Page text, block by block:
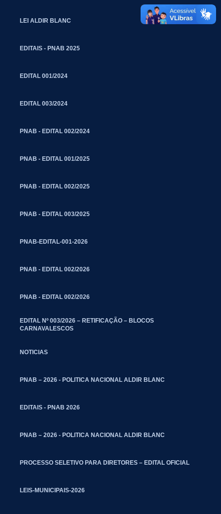
LEI ALDIR BLANC
EDITAIS - PNAB 2025
EDITAL 001/2024
EDITAL 003/2024
PNAB - EDITAL 002/2024
PNAB - EDITAL 001/2025
PNAB - EDITAL 002/2025
PNAB - EDITAL 003/2025
PNAB-EDITAL-001-2026
PNAB - EDITAL 002/2026
PNAB - EDITAL 002/2026
EDITAL Nº 003/2026 – RETIFICAÇÃO – BLOCOS
CARNAVALESCOS
NOTICIAS
PNAB – 2026 - POLITICA NACIONAL ALDIR BLANC
EDITAIS - PNAB 2026
PNAB – 2026 - POLITICA NACIONAL ALDIR BLANC
PROCESSO SELETIVO PARA DIRETORES – EDITAL OFICIAL
LEIS-MUNICIPAIS-2026